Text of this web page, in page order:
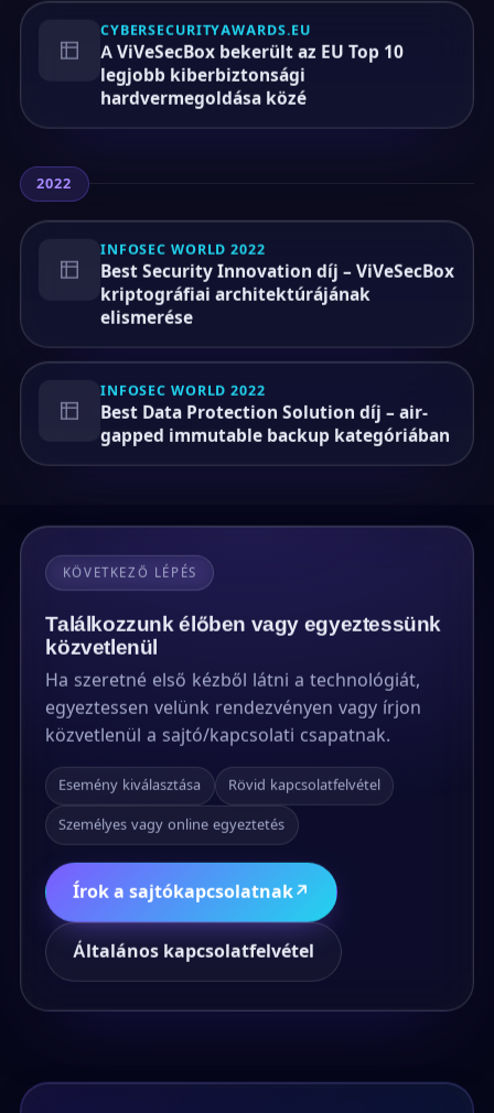
CYBERSECURITYAWARDS.EU
A ViVeSecBox bekerült az EU Top 10
legjobb kiberbiztonsági
hardvermegoldása közé
2022
INFOSEC WORLD 2022
Best Security Innovation díj – ViVeSecBox
kriptográfiai architektúrájának
elismerése
INFOSEC WORLD 2022
Best Data Protection Solution díj – air-
gapped immutable backup kategóriában
KÖVETKEZŐ LÉPÉS
Találkozzunk élőben vagy egyeztessünk
közvetlenül
Ha szeretné első kézből látni a technológiát,
egyeztessen velünk rendezvényen vagy írjon
közvetlenül a sajtó/kapcsolati csapatnak.
Esemény kiválasztása Rövid kapcsolatfelvétel
Személyes vagy online egyeztetés
Írok a sajtókapcsolatnak↗
Általános kapcsolatfelvétel